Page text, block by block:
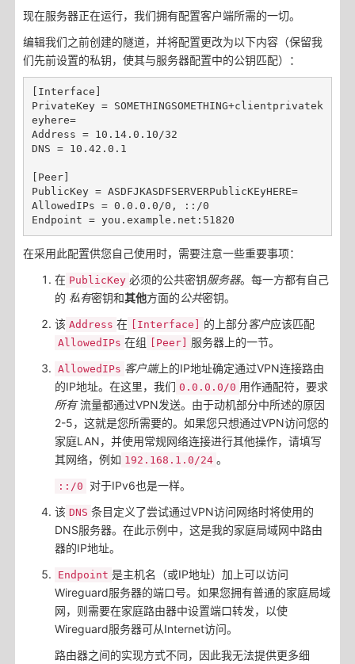
现在服务器正在运行，我们拥有配置客户端所需的一切。
编辑我们之前创建的隧道，并将配置更改为以下内容（保留我
们先前设置的私钥，使其与服务器配置中的公钥匹配）：
[Interface]
PrivateKey = SOMETHINGSOMETHING+clientprivatek
eyhere=
Address = 10.14.0.10/32
DNS = 10.42.0.1
[Peer]
PublicKey = ASDFJKASDFSERVERPublicKEyHERE=
AllowedIPs = 0.0.0.0/0, ::/0
在采用此配置供您自己使用时，需要注意一些重要事项：
在 PublicKey 必须的公共密钥服务器。每一方都有自己
的 私有密钥和其他方面的公共密钥。
该 Address 在 [Interface] 的上部分客户应该匹配
AllowedIPs 在组 [Peer] 服务器上的一节。
AllowedIPs 客户端上的IP地址确定通过VPN连接路由
的IP地址。在这里，我们 0.0.0.0/0 用作通配符，要求
所有流量都通过VPN发送。由于动机部分中所述的原因
2-5，这就是您所需要的。如果您只想通过VPN访问您的
家庭LAN，并使用常规网络连接进行其他操作，请填写
其网络，例如 192.168.1.0/24 。
::/0
对于IPv6也是一样。
该 DNS 条目定义了尝试通过VPN访问网络时将使用的
DNS服务器。在此示例中，这是我的家庭局域网中路由
器的IP地址。
Endpoint 是主机名（或IP地址）加上可以访问
Wireguard服务器的端口号。如果您拥有普通的家庭局域
网，则需要在家庭路由器中设置端口转发，以使
Wireguard服务器可从Internet访问。
路由器之间的实现方式不同，因此我无法提供更多细